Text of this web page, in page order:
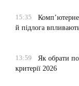
15:35
Комп’ютерне
й підлога
13:59
Як обрати
критерії 2026